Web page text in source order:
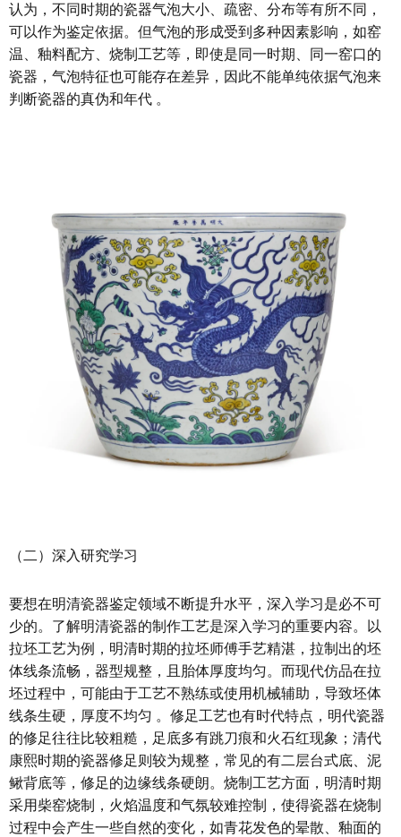
认为，不同时期的瓷器气泡大小、疏密、分布等有所不同，
可以作为鉴定依据。但气泡的形成受到多种因素影响，如窑
温、釉料配方、烧制工艺等，即使是同一时期、同一窑口的
瓷器，气泡特征也可能存在差异，因此不能单纯依据气泡来
判断瓷器的真伪和年代 。
（二）深入研究学习
要想在明清瓷器鉴定领域不断提升水平，深入学习是必不可
少的。了解明清瓷器的制作工艺是深入学习的重要内容。以
拉坯工艺为例，明清时期的拉坯师傅手艺精湛，拉制出的坯
体线条流畅，器型规整，且胎体厚度均匀。而现代仿品在拉
坯过程中，可能由于工艺不熟练或使用机械辅助，导致坯体
线条生硬，厚度不均匀 。修足工艺也有时代特点，明代瓷器
的修足往往比较粗糙，足底多有跳刀痕和火石红现象；清代
康熙时期的瓷器修足则较为规整，常见的有二层台式底、泥
鳅背底等，修足的边缘线条硬朗。烧制工艺方面，明清时期
采用柴窑烧制，火焰温度和气氛较难控制，使得瓷器在烧制
过程中会产生一些自然的变化，如青花发色的晕散、釉面的